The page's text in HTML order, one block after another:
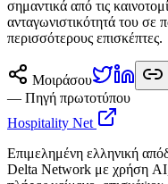
σημαντικά από τις
ανταγωνιστικότητά του σε
περισσότερους επισκέπτες.
Μοιράσου
— Πηγή πρωτοτύπου
Hospitality Net
Επιμελημένη ελληνική
Delta Network με χρήση